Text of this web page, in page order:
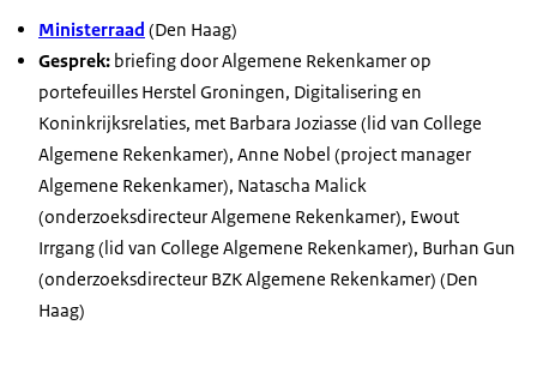
Ministerraad (Den Haag)
Gesprek: briefing door Algemene Rekenkamer op
portefeuilles Herstel Groningen, Digitalisering en
Koninkrijksrelaties, met Barbara Joziasse (lid van College
Algemene Rekenkamer), Anne Nobel (project manager
Algemene Rekenkamer), Natascha Malick
(onderzoeksdirecteur Algemene Rekenkamer), Ewout
Irrgang (lid van College Algemene Rekenkamer), Burhan Gun
(onderzoeksdirecteur BZK Algemene Rekenkamer) (Den
Haag)